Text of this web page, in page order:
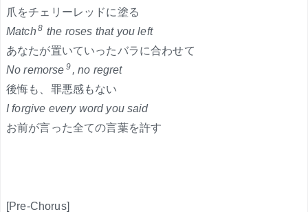
爪をチェリーレッドに塗る
Match8 the roses that you left
あなたが置いていったバラに合わせて
No remorse 9 , no regret
後悔も、罪悪感もない
I forgive every word you said
お前が言った全ての言葉を許す
[Pre-Chorus]